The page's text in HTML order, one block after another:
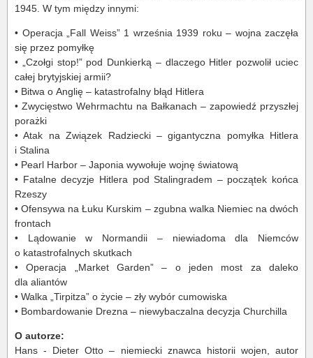
1945. W tym między innymi:
• Operacja „Fall Weiss” 1 września 1939 roku – wojna zaczęła
się przez pomyłkę
• „Czołgi stop!” pod Dunkierką – dlaczego Hitler pozwolił uciec
całej brytyjskiej armii?
• Bitwa o Anglię – katastrofalny błąd Hitlera
• Zwycięstwo Wehrmachtu na Bałkanach – zapowiedź przyszłej
porażki
• Atak na Związek Radziecki – gigantyczna pomyłka Hitlera
i Stalina
• Pearl Harbor – Japonia wywołuje wojnę światową
• Fatalne decyzje Hitlera pod Stalingradem – początek końca
Rzeszy
• Ofensywa na Łuku Kurskim – zgubna walka Niemiec na dwóch
frontach
• Lądowanie w Normandii – niewiadoma dla Niemców
o katastrofalnych skutkach
• Operacja „Market Garden” – o jeden most za daleko
dla aliantów
• Walka „Tirpitza” o życie – zły wybór cumowiska
• Bombardowanie Drezna – niewybaczalna decyzja Churchilla
O autorze:
Hans - Dieter Otto – niemiecki znawca historii wojen, autor